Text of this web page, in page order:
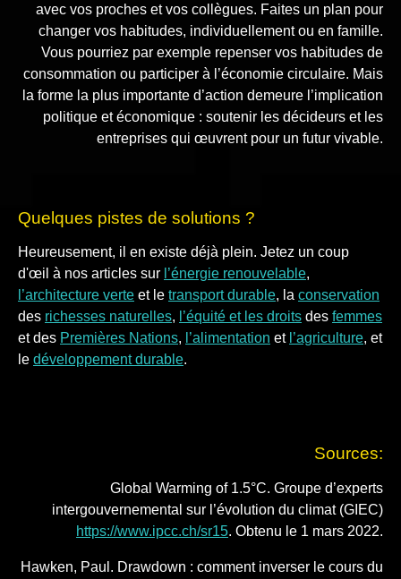
avec vos proches et vos collègues. Faites un plan pour
changer vos habitudes, individuellement ou en famille.
Vous pourriez par exemple repenser vos habitudes de
consommation ou participer à l’économie circulaire. Mais
la forme la plus importante d’action demeure l’implication
politique et économique : soutenir les décideurs et les
entreprises qui œuvrent pour un futur vivable.
Quelques pistes de solutions ?
Heureusement, il en existe déjà plein. Jetez un coup
d'œil à nos articles sur l’énergie renouvelable,
l’architecture verte et le transport durable, la conservation
des richesses naturelles, l’équité et les droits des femmes
et des Premières Nations, l’alimentation et l’agriculture, et
le développement durable.
Sources:
Global Warming of 1.5°C. Groupe d’experts
intergouvernemental sur l’évolution du climat (GIEC)
https://www.ipcc.ch/sr15. Obtenu le 1 mars 2022.
Hawken, Paul. Drawdown : comment inverser le cours du